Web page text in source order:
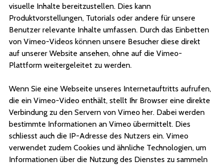
visuelle Inhalte bereitzustellen. Dies kann
Produktvorstellungen, Tutorials oder andere für unsere
Benutzer relevante Inhalte umfassen. Durch das Einbetten
von Vimeo-Videos können unsere Besucher diese direkt
auf unserer Website ansehen, ohne auf die Vimeo-
Plattform weitergeleitet zu werden.
Wenn Sie eine Webseite unseres Internetauftritts aufrufen,
die ein Vimeo-Video enthält, stellt Ihr Browser eine direkte
Verbindung zu den Servern von Vimeo her. Dabei werden
bestimmte Informationen an Vimeo übermittelt. Dies
schliesst auch die IP-Adresse des Nutzers ein. Vimeo
verwendet zudem Cookies und ähnliche Technologien, um
Informationen über die Nutzung des Dienstes zu sammeln